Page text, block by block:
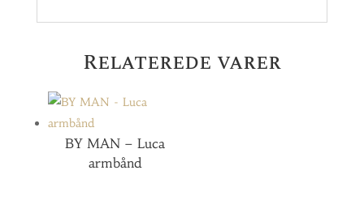
Relaterede varer
BY MAN – Luca
armbånd